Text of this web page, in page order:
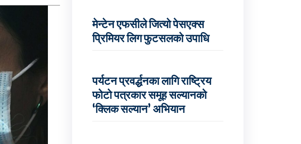
मेन्टेन एफसीले जित्यो पेसएक्स
प्रिमियर लिग फुटसलको उपाधि
पर्यटन प्रवर्द्धनका लागि राष्ट्रिय
फोटो पत्रकार समूह सल्यानको
‘क्लिक सल्यान’ अभियान